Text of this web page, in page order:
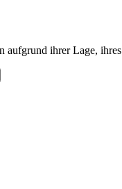
ihrer Lage,